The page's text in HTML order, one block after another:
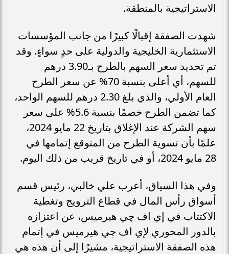
الاستراتيجية بالمنطقة.
شهدت الصفقة إقبالًا كبيرًا من جانب المؤسسات
الاستثمارية الخليجية والدولية على حدٍ سواءٍ. وقد
تم تحديد سعر السهم بالطرح بـ3.90 درهم
للسهم، أي أعلى بنسبة 70% عن سعر الطرح
العام الأولي، والذي بلغ 2.30 درهم للسهم الواحد،
كما تضمن الطرح خصمًا بنسبة 5.6% على سعر
سهم الشركة عند الإغلاق بتاريخ 22 مايو 2024،
علمًا بأن تسوية الطرح من المتوقع إتمامها في
28 مايو 2024، أو في تاريخ قريب من ذلك اليوم.
وفي هذا السياق، أعرب علي خالبي، رئيس قسم
أسواق رأس المال في قطاع الترويج وتغطية
الاكتتاب في إي اف چي هيرميس، عن اعتزازه
بالدور المحوري لإي اف چي هيرميس في إتمام
هذه الصفقة الاستراتيجية، مشيرًا إلى أن هذه هي